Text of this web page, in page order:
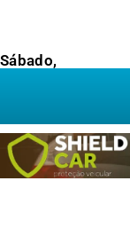
Sábado,